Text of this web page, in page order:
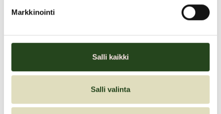
Markkinointi
Salli kaikki
Salli valinta
Vaatteiden pesut -20%
maksetuille vaatteille.
-20%
Tarjouksen voimassaoloaika: